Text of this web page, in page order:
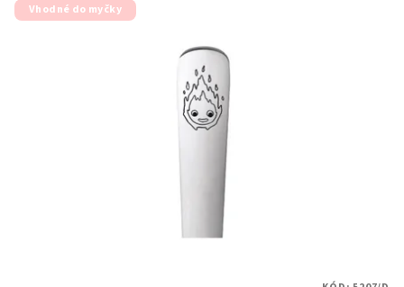
Vhodné do myčky